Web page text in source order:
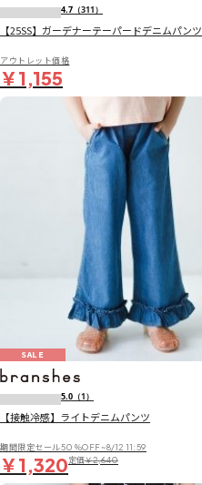
4.7 （311）
【25SS】ガーデナーテーパードデニムパンツ
アウトレット価格
￥1,155
SALE
5.0 （1）
【接触冷感】ライトデニムパンツ
期間限定セール50％OFF~8/12 11:59
￥1,320定価￥2,640